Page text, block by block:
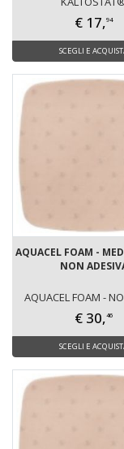
€ 17,94
SCEGLI E
AQUACEL FOAM -
NON
€ 30,46
SCEGLI E